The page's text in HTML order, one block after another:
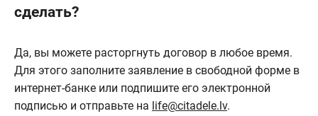
сделать?
Да, вы можете расторгнуть договор в любое время.
Для этого заполните заявление в свободной форме в
интернет-банке или подпишите его электронной
подписью и отправьте на life@citadele.lv.